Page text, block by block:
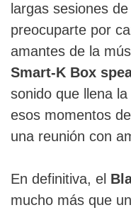
largas sesiones
preocuparte por
amantes de la
Smart-K Box
sonido que llena
esos momentos
una reunión con
En definitiva, el
mucho más que